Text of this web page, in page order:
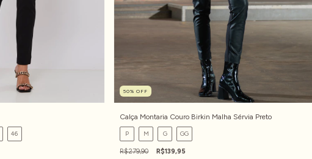
46
50%OFF
Calça Montaria Couro Birkin Malha Sérvia Preto
P M G GG
R$279,90
R$139,95